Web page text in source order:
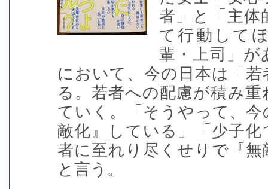
者」と「主体
て行動して
輩・上司」が
において、今の日本は「
る。若者への配慮が積み
ていく。「そうやって、
敵化』している」「少子
者に至れり尽くせりで『
と言う。